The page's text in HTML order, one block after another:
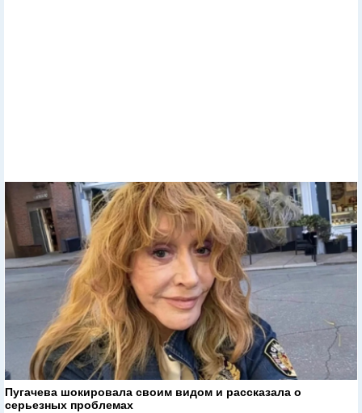
Пугачева шокировала своим видом и рассказала о
серьезных проблемах